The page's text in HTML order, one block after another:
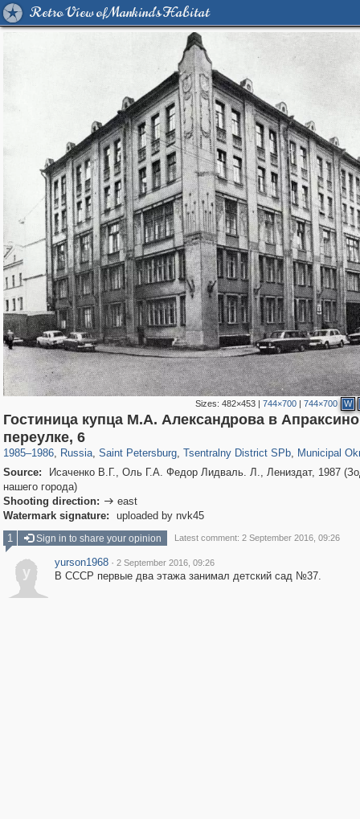
Retro View of Mankind's Habitat
Sizes: 482×453| 744×700| 744×700 W
Гостиница купца М.А. Александрова в
переулке, 6
1985–1986, Russia
1,405,755
, Saint Petersburg
197,057
, Tsentralny District SPb, Municipal
Source:
Исаченко В.Г., Оль Г.А. Федор Лидваль. Л., Лениздат, 1987
нашего города)
Shooting direction:  east
Watermark signature:
uploaded by nvk45
1
Sign in to share your opinion Latest comment: 2 September 2016, 09:26
y
yurson1968 · 2 September 2016, 09:26
В СССР первые два этажа занимал детский сад №37.